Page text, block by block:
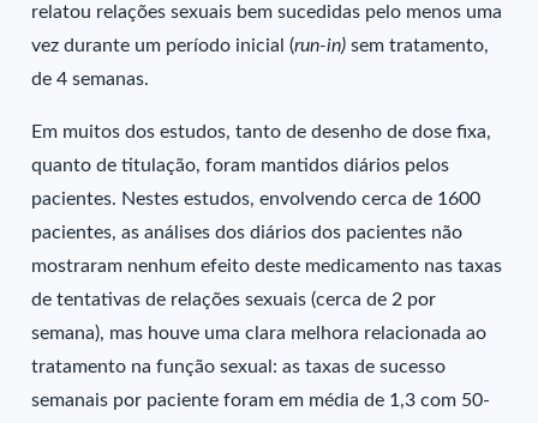
relatou relações sexuais bem sucedidas pelo menos uma
vez durante um período inicial (run-in) sem tratamento,
de 4 semanas.
Em muitos dos estudos, tanto de desenho de dose fixa,
quanto de titulação, foram mantidos diários pelos
pacientes. Nestes estudos, envolvendo cerca de 1600
pacientes, as análises dos diários dos pacientes não
mostraram nenhum efeito deste medicamento nas taxas
de tentativas de relações sexuais (cerca de 2 por
semana), mas houve uma clara melhora relacionada ao
tratamento na função sexual: as taxas de sucesso
semanais por paciente foram em média de 1,3 com 50-